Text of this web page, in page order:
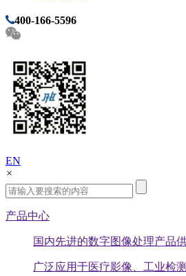
400-166-5596
EN
×
产品中心
国内先进的数字图像处理产品
广泛应用于医疗影像、工业检